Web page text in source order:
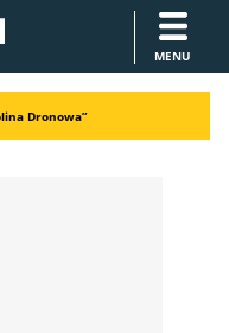
MENU
Dronowa”